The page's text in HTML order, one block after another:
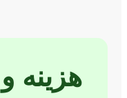
هزینه